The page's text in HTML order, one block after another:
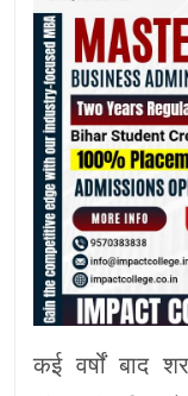
कई वर्षों बाद